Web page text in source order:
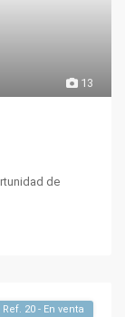
13
de
Ref. 20 - En venta